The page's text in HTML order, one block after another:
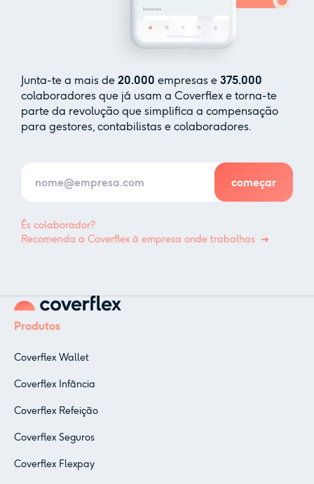
Junta-te a mais de 20.000 empresas e 375.000
colaboradores que já usam a Coverflex e torna-te
parte da revolução que simplifica a compensação
para gestores, contabilistas e colaboradores.
És colaborador?
Recomenda a Coverflex à empresa onde trabalhas
Produtos
Coverflex Wallet
Coverflex Infância
Coverflex Refeição
Coverflex Seguros
Coverflex Flexpay